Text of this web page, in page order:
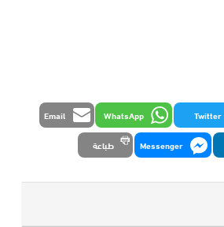
Twitter
WhatsApp
Email
Messenger طباعة